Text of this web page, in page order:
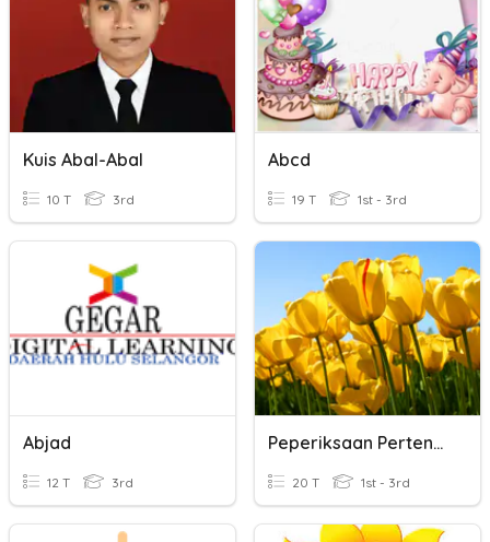
Kuis Abal-Abal
10 T 3rd
Abcd
19 T 1st - 3rd
Abjad
12 T 3rd
Peperiksaan Pertengahan Tahun 2020
20 T 1st - 3rd